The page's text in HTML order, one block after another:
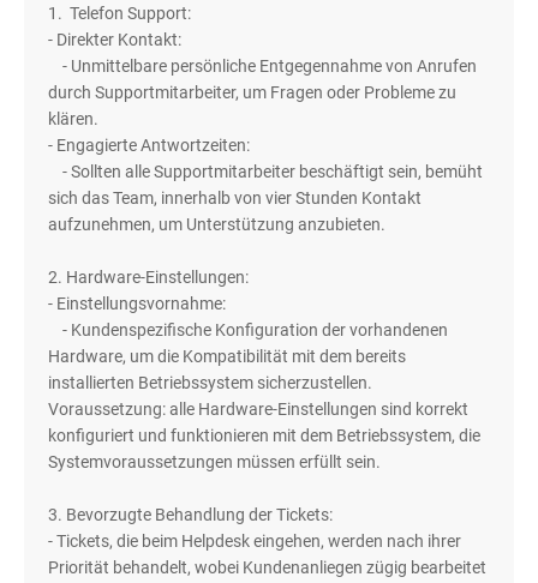
1. Telefon Support:
- Direkter Kontakt:
- Unmittelbare persönliche Entgegennahme von Anrufen
durch Supportmitarbeiter, um Fragen oder Probleme zu
klären.
- Engagierte Antwortzeiten:
- Sollten alle Supportmitarbeiter beschäftigt sein, bemüht
sich das Team, innerhalb von vier Stunden Kontakt
aufzunehmen, um Unterstützung anzubieten.
2. Hardware-Einstellungen:
- Einstellungsvornahme:
- Kundenspezifische Konfiguration der vorhandenen
Hardware, um die Kompatibilität mit dem bereits
installierten Betriebssystem sicherzustellen.
Voraussetzung: alle Hardware-Einstellungen sind korrekt
konfiguriert und funktionieren mit dem Betriebssystem, die
Systemvoraussetzungen müssen erfüllt sein.
3. Bevorzugte Behandlung der Tickets:
- Tickets, die beim Helpdesk eingehen, werden nach ihrer
Priorität behandelt, wobei Kundenanliegen zügig bearbeitet